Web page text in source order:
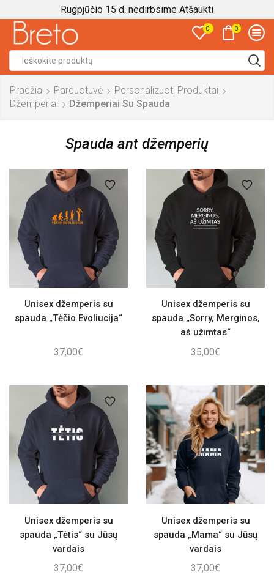
Rugpjūčio 15 d. nedirbsime Atšaukti
0 0
Pradžia Parduotuvė
Personalizuoti Produktai
Džemperiai
Džemperiai Su Spauda
Spauda ant džemperių
Unisex džemperis su
spauda „Tėčio Evoliucija“
37,00€
Unisex džemperis su
spauda „Sorry, Merginos,
aš užimtas“
35,00€
Unisex džemperis su
spauda „Tėtis“ su Jūsų
vardais
37,00€
Unisex džemperis su
spauda „Mama“ su Jūsų
vardais
37,00€